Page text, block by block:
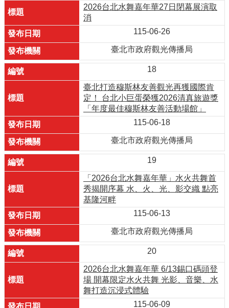
2026台北水舞嘉年華27日閉幕展演取
消
115-06-26
臺北市政府觀光傳播局
18
臺北打造穆斯林友善觀光再獲國際肯
定！ 台北小巨蛋榮獲2026清真旅遊獎
「年度最佳穆斯林友善活動場館」
115-06-18
臺北市政府觀光傳播局
19
「2026台北水舞嘉年華」水火共舞首
秀揭開序幕 水、火、光、影交織 點亮
基隆河畔
115-06-13
臺北市政府觀光傳播局
20
2026台北水舞嘉年華 6/13錫口碼頭登
場 開幕限定水火共舞 光影、音樂、水
舞打造沉浸式體驗
115-06-09